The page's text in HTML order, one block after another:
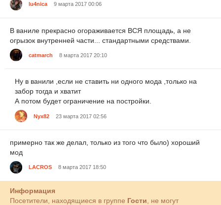
lu4nica 9 марта 2017 00:06
В ваниле прекрасно огораживается ВСЯ площадь, а не
огрызок внутренней части... стандартными средствами.
catmarch 8 марта 2017 20:10
Ну в ванили ,если не ставить ни одного мода ,только на
забор тогда и хватит
А потом будет ограничение на постройки.
Nyx82 23 марта 2017 02:56
примерно так же делал, только из того что было) хороший
мод
LACROS 8 марта 2017 18:50
Информация
Посетители, находящиеся в группе Гости , не могут